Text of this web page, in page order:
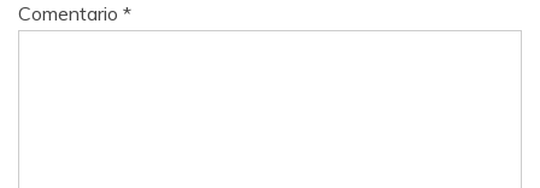
Comentario *